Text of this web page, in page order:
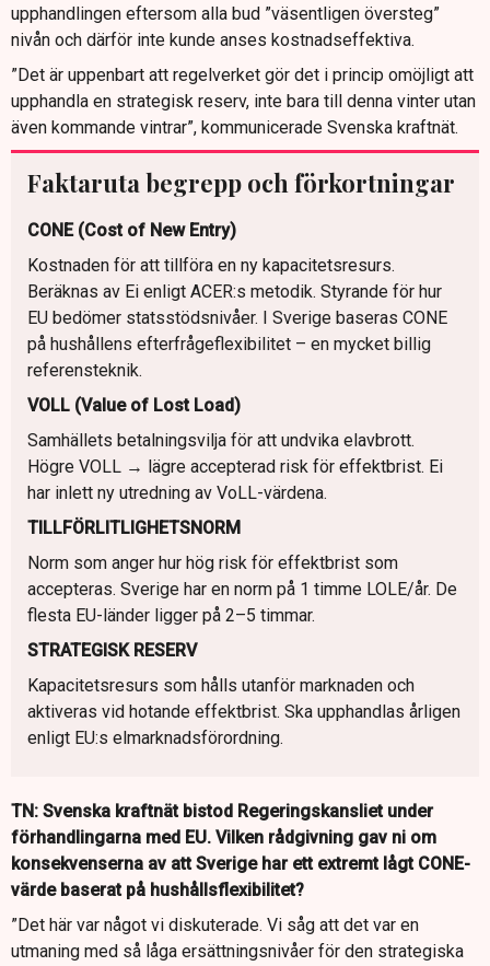
upphandlingen eftersom alla bud ”väsentligen översteg”
nivån och därför inte kunde anses kostnadseffektiva.
”Det är uppenbart att regelverket gör det i princip omöjligt att
upphandla en strategisk reserv, inte bara till denna vinter utan
även kommande vintrar”, kommunicerade Svenska kraftnät.
Faktaruta begrepp och förkortningar
CONE (Cost of New Entry)
Kostnaden för att tillföra en ny kapacitetsresurs.
Beräknas av Ei enligt ACER:s metodik. Styrande för hur
EU bedömer statsstödsnivåer. I Sverige baseras CONE
på hushållens efterfrågeflexibilitet – en mycket billig
referensteknik.
VOLL (Value of Lost Load)
Samhällets betalningsvilja för att undvika elavbrott.
Högre VOLL → lägre accepterad risk för effektbrist. Ei
har inlett ny utredning av VoLL-värdena.
TILLFÖRLITLIGHETSNORM
Norm som anger hur hög risk för effektbrist som
accepteras. Sverige har en norm på 1 timme LOLE/år. De
flesta EU-länder ligger på 2–5 timmar.
STRATEGISK RESERV
Kapacitetsresurs som hålls utanför marknaden och
aktiveras vid hotande effektbrist. Ska upphandlas årligen
enligt EU:s elmarknadsförordning.
TN: Svenska kraftnät bistod Regeringskansliet under
förhandlingarna med EU. Vilken rådgivning gav ni om
konsekvenserna av att Sverige har ett extremt lågt CONE-
värde baserat på hushållsflexibilitet?
”Det här var något vi diskuterade. Vi såg att det var en
utmaning med så låga ersättningsnivåer för den strategiska